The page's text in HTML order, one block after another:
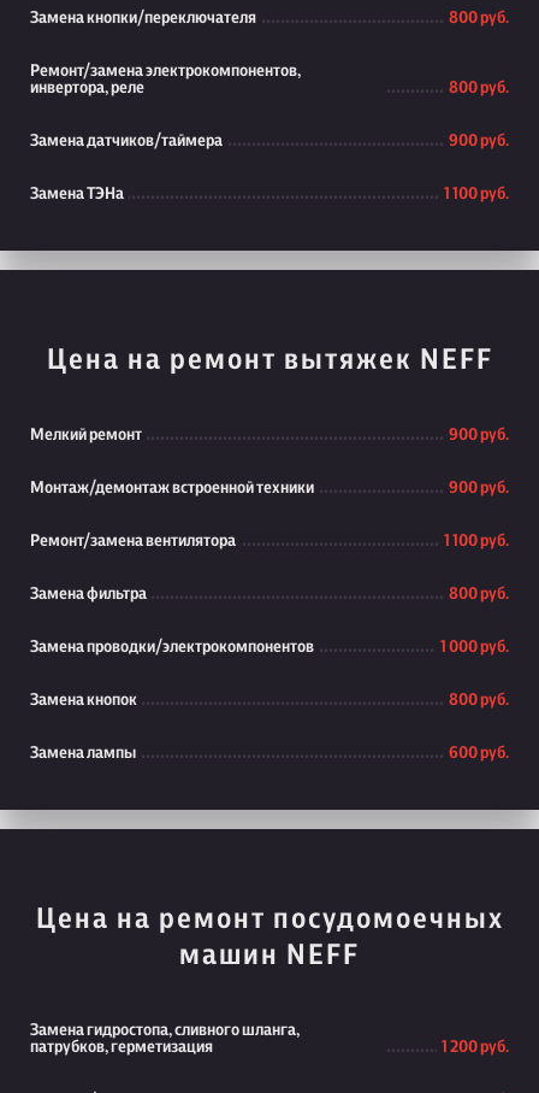
Замена кнопки/переключателя 800 руб.
Ремонт/замена электрокомпонентов,
инвертора, реле
800 руб.
Замена датчиков/таймера 900 руб.
Замена ТЭНа 1 100 руб.
Цена на ремонт вытяжек NEFF
Мелкий ремонт 900 руб.
Монтаж/демонтаж встроенной техники 900 руб.
Ремонт/замена вентилятора 1 100 руб.
Замена фильтра 800 руб.
Замена проводки/электрокомпонентов 1 000 руб.
Замена кнопок 800 руб.
Замена лампы 600 руб.
Цена на ремонт посудомоечных
машин NEFF
Замена гидростопа, сливного шланга,
патрубков, герметизация
1 200 руб.